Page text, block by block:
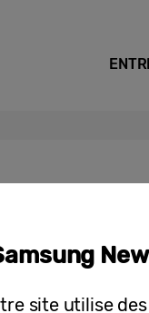
La Garde
site utilise